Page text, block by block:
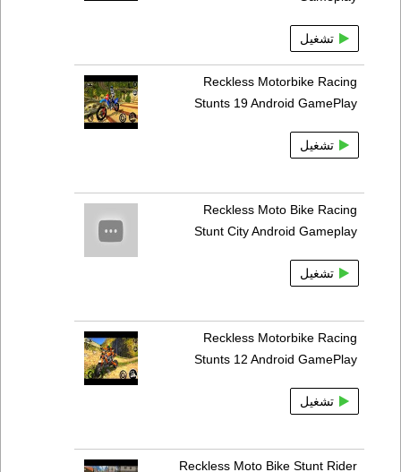
تشغيل
Reckless Motorbike Racing
Stunts 19 Android GamePlay
تشغيل
Reckless Moto Bike Racing
Stunt City Android Gameplay
تشغيل
Reckless Motorbike Racing
Stunts 12 Android GamePlay
تشغيل
Reckless Moto Bike Stunt Rider